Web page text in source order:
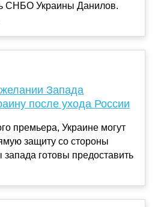
СНБО Украины Данилов.
Запада
после ухода России
премьера, Украине могут
защиту со стороны
готовы предоставить